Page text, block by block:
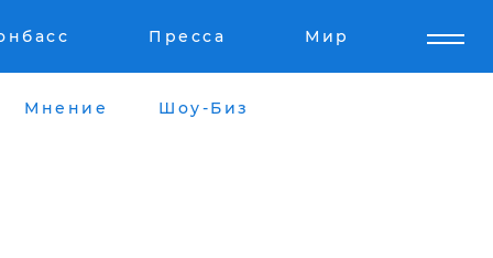
Пресса Мир
Мнение Шоу-Биз